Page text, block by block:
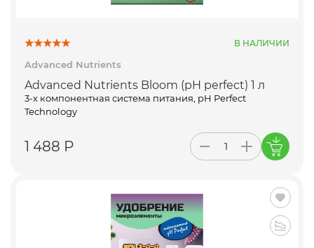
В НАЛИЧИИ
Advanced Nutrients
Advanced Nutrients Bloom (pH perfect) 1 л
3-х компонентная система питания, pH Perfect
Technology
1 488 Р